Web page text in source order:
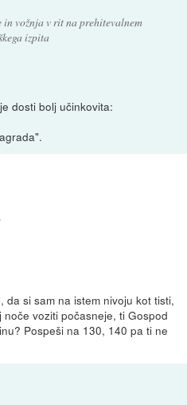
vožnja v rit na prehitevalnem
izpita
dosti bolj učinkovita:
da si sam na istem nivoju kot tisti,
voziti počasneje, ti Gospod
Pospeši na 130, 140 pa ti ne